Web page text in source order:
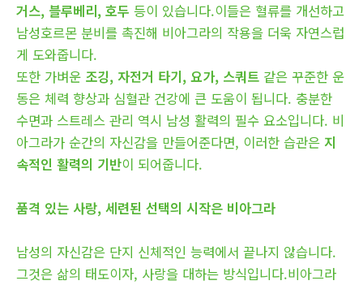
거스, 블루베리, 호두 등이 있습니다.이들은 혈류를 개선하고
남성호르몬 분비를 촉진해 비아그라의 작용을 더욱 자연스럽
게 도와줍니다.
또한 가벼운 조깅, 자전거 타기, 요가, 스쿼트 같은 꾸준한 운
동은 체력 향상과 심혈관 건강에 큰 도움이 됩니다. 충분한
수면과 스트레스 관리 역시 남성 활력의 필수 요소입니다. 비
아그라가 순간의 자신감을 만들어준다면, 이러한 습관은 지
속적인 활력의 기반이 되어줍니다.
품격 있는 사랑, 세련된 선택의 시작은 비아그라
남성의 자신감은 단지 신체적인 능력에서 끝나지 않습니다.
그것은 삶의 태도이자, 사랑을 대하는 방식입니다.비아그라